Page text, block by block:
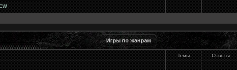
Игры по жанрам
Темы Ответы